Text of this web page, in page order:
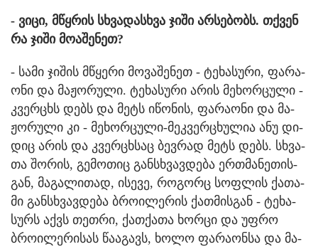
- ვიცი, მწყრის სხვა­დას­ხვა ჯიში არ­სე­ბობს. თქვენ
რა ჯიში მო­ა­შე­ნეთ?
- სამი ჯი­შის მწყე­რი მო­ვა­შე­ნეთ - ტე­ხა­სუ­რი, ფა­რა­
ო­ნი და მა­ჟო­რუ­ლი. ტე­ხა­სუ­რი არის მე­ხორ­ცუ­ლი -
კვერ­ცხს დებს და მეტს იწო­ნის, ფა­რა­ო­ნი და მა­
ჟო­რუ­ლი კი - მე­ხორ­ცუ­ლი-მეკ­ვერ­ცხუ­ლია ანუ დი­
დიც არის და კვერ­ცხსაც ბევ­რად მეტს დებს. სხვა­
თა შო­რის, გე­მო­თიც გან­სხვავ­დე­ბა ერ­თმა­ნე­თის­
გან, მა­გა­ლი­თად, ისე­ვე, რო­გორც სოფ­ლის ქა­თა­
მი გან­სხვავ­დე­ბა ბრო­ი­ლე­რის ქათ­მის­გან - ტე­ხა­
სურს აქვს თეთ­რი, ქათ­ქა­თა ხორ­ცი და უფრო
ბრო­ი­ლე­რი­სას წა­ა­გავს, ხოლო ფა­რა­ონ­სა და მა­